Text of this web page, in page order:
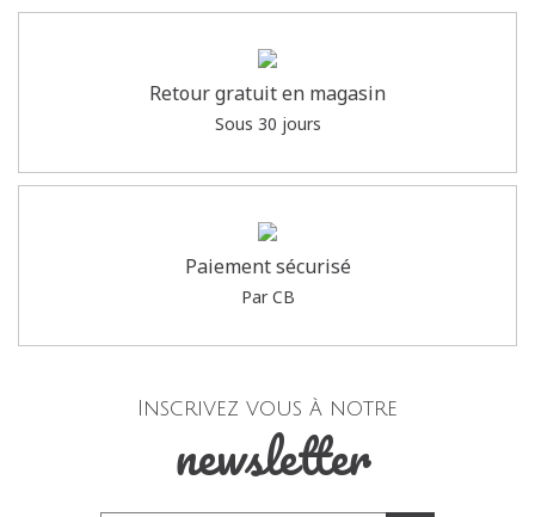
Retour gratuit en magasin
Sous 30 jours
Paiement sécurisé
Par CB
Inscrivez vous à notre
newsletter